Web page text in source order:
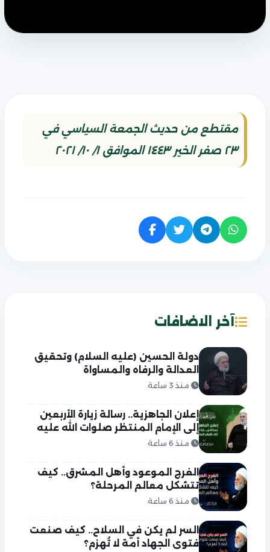
مقتطع من حديث الجمعة السياسي في
٢٣ صفر الخير ١٤٤٣ الموافق ١/ ١٠/ ٢٠٢١
آخر الاضافات
دولة الحسين (عليه السلام) وتحقيق
العدالة والرفاه والمساواة
منذ 3 ساعة
إعلان الجاهزية.. رسالة زيارة الأربعين
إلى الإمام المنتظر صلوات الله عليه
منذ 6 ساعة
الفرج الموعود وأهل المشرق.. كيف
تتشكل معالم المرحلة؟
منذ 6 ساعة
السر لم يكن في السلاح.. كيف صنعت
فتوى الجهاد أمة لا تُهزم؟